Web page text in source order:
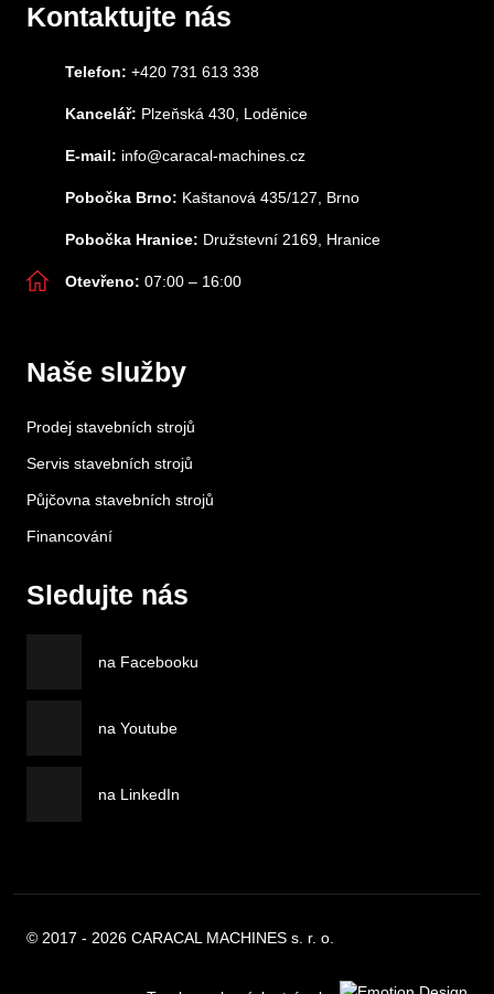
Kontaktujte nás
Telefon: +420 731 613 338
Kancelář: Plzeňská 430, Loděnice
E-mail: info@caracal-machines.cz
Pobočka Brno: Kaštanová 435/127, Brno
Pobočka Hranice: Družstevní 2169, Hranice
Otevřeno: 07:00 – 16:00
Naše služby
Prodej stavebních strojů
Servis stavebních strojů
Půjčovna stavebních strojů
Financování
Sledujte nás
na Facebooku
na Youtube
na LinkedIn
© 2017 - 2026 CARACAL MACHINES s. r. o.